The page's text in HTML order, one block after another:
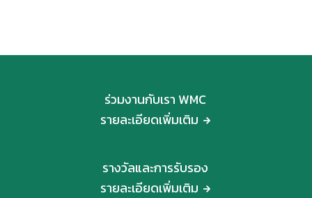
ร่วมงานกับเรา WMC
รายละเอียดเพิ่มเติม
รางวัลและการรับรอง
รายละเอียดเพิ่มเติม